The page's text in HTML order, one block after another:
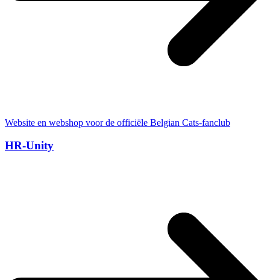
Website en webshop voor de officiële Belgian Cats-fanclub
HR-Unity